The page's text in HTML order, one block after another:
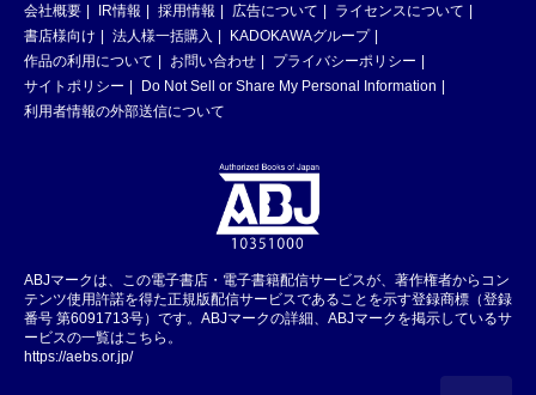
会社概要 IR情報 採用情報 広告について
ライセンスについて
書店様向け
法人様一括購入
KADOKAWAグループ
作品の利用について
お問い合わせ
プライバシーポリシー
サイトポリシー
Do Not Sell or Share My Personal Information
利用者情報の外部送信について
ABJマークは、この電子書店・電子書籍配信サービスが、著作権者からコン
テンツ使用許諾を得た正規版配信サービスであることを示す登録商標（登録
番号 第6091713号）です。ABJマークの詳細、ABJマークを掲示しているサ
ービスの一覧はこちら。
https://aebs.or.jp/